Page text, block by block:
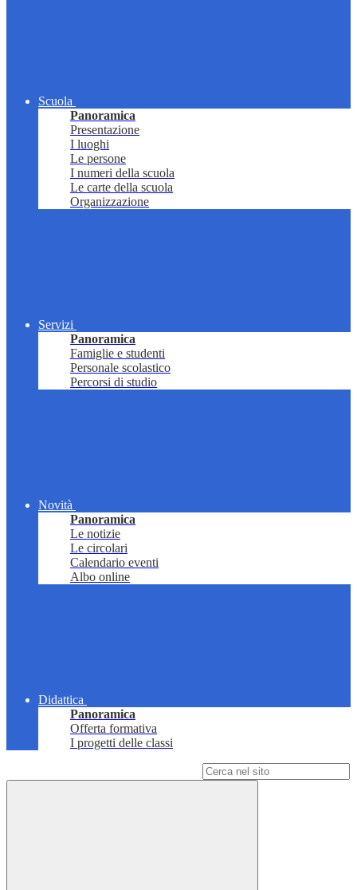
Scuola
Panoramica
Presentazione
I luoghi
Le persone
I numeri della scuola
Le carte della scuola
Organizzazione
Servizi
Panoramica
Famiglie e studenti
Personale scolastico
Percorsi di studio
Novità
Panoramica
Le notizie
Le circolari
Calendario eventi
Albo online
Didattica
Panoramica
Offerta formativa
I progetti delle classi